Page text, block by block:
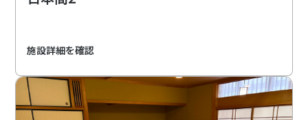
施設詳細を確認